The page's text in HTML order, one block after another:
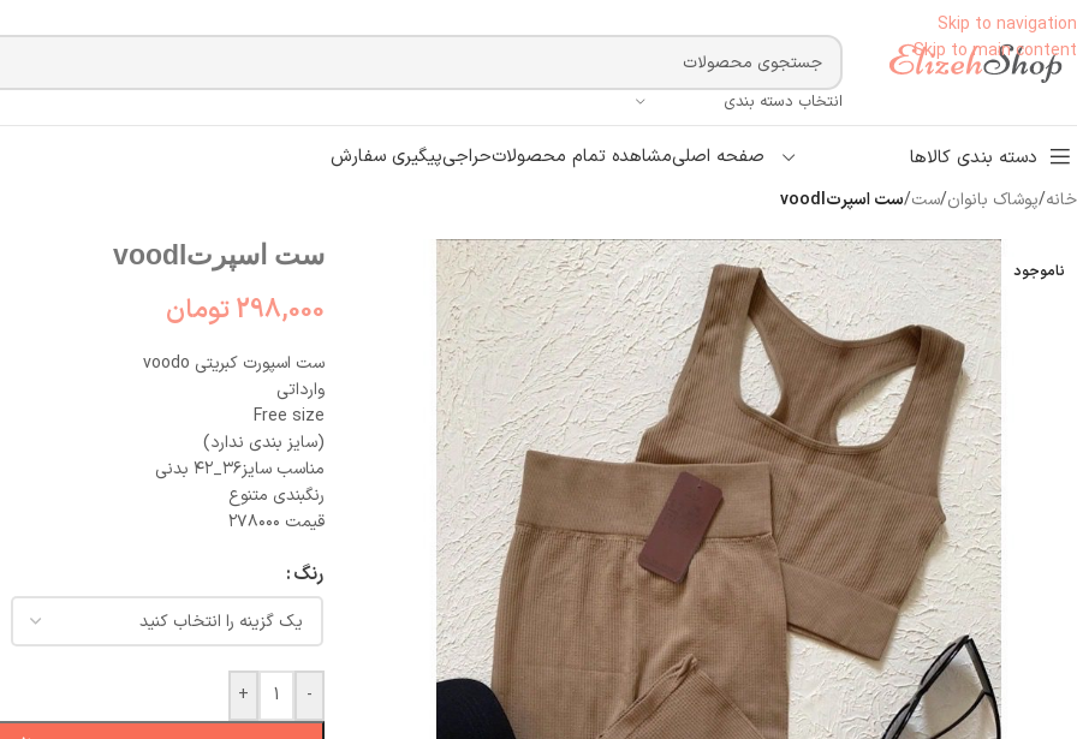
Skip to navigation
Skip to main content
انتخاب دسته بندی
دسته بندی کالاها صفحه اصلیمشاهده تمام محصولاتحراجیپیگیری سفارش
خانه/پوشاک بانوان/ست/ست اسپرتvoodl
ناموجود
ست اسپرتvoodl
298,000تومان
ست اسپورت کبریتی voodo
وارداتی
Free size
(سایز بندی ندارد)
مناسب سایز۳۶_۴۲ بدنی
رنگبندی متنوع
قیمت ۲۷۸۰۰۰
رنگ
-
+